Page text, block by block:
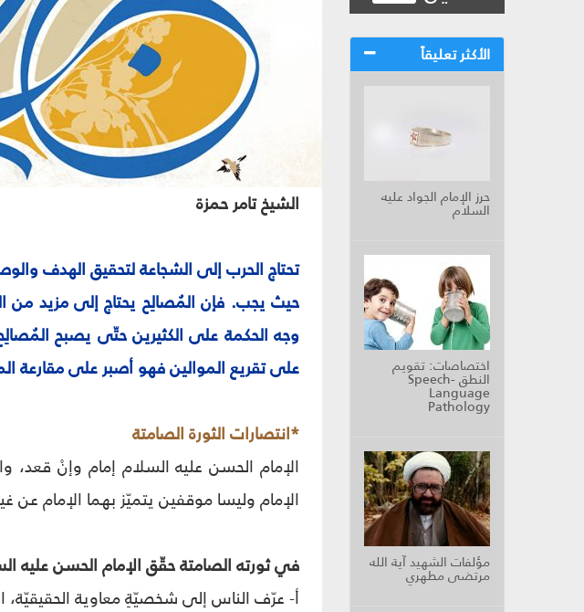
الأكثر تعليقاً
حرز الإمام الجواد عليه
السلام
اختصاصات: تقويم
النطق Speech-
Language
Pathology
مؤلفات الشهيد آية الله
مرتضى مطهري
الشيخ تامر حمزة
تحتاج الحرب إلى الشجاعة لتحقيق الهدف
حيث يجب. فإن المُصالِح يحتاج إلى مزيد من
وجه الحكمة على الكثيرين حتّى يصبح
على تقريع الموالين فهو أصبر على مقارعة
*انتصارات الثورة الصامتة
الإمام الحسن عليه السلام إمام وإنْ قعد،
الإمام وليسا موقفين يتميّز بهما الإمام
في ثورته الصامتة حقّق الإمام الحسن عليه
أ- عرّف الناس إلى شخصيّةِ معاوية الحقيقيّة،